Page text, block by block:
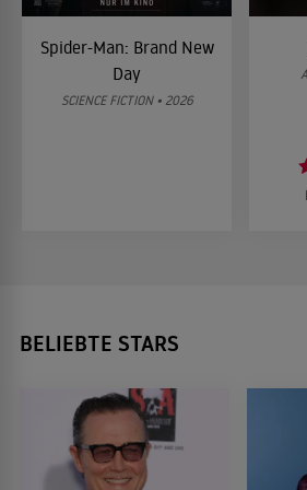
Spider-Man: Brand New
Day
SCIENCE FICTION • 2026
BELIEBTE STARS